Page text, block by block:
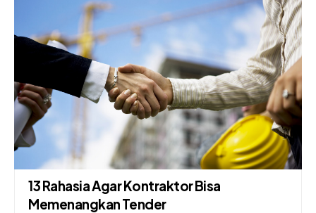
13 Rahasia Agar Kontraktor Bisa
Memenangkan Tender